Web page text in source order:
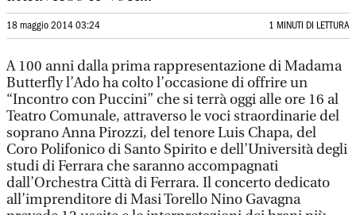
18 maggio 2014 03:24 1 MINUTI DI LETTURA
A 100 anni dalla prima rappresentazione di Madama
Butterfly l’Ado ha colto l’occasione di offrire un
“Incontro con Puccini” che si terrà oggi alle ore 16 al
Teatro Comunale, attraverso le voci straordinarie del
soprano Anna Pirozzi, del tenore Luis Chapa, del
Coro Polifonico di Santo Spirito e dell’Università degli
studi di Ferrara che saranno accompagnati
dall’Orchestra Città di Ferrara. Il concerto dedicato
all’imprenditore di Masi Torello Nino Gavagna